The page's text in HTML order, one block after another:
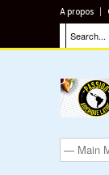
A propos